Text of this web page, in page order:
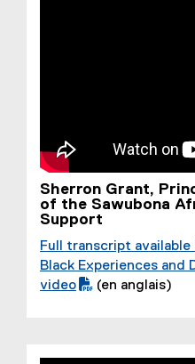
Sherron Grant,
of the Sawubona
Support
(
P
Full transcript
Black Experiences and
video
(en anglais)